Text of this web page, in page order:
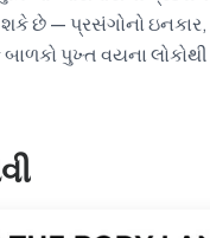
છે — પ્રસંગોનો ઇનકાર,
પુખ્ત વયના